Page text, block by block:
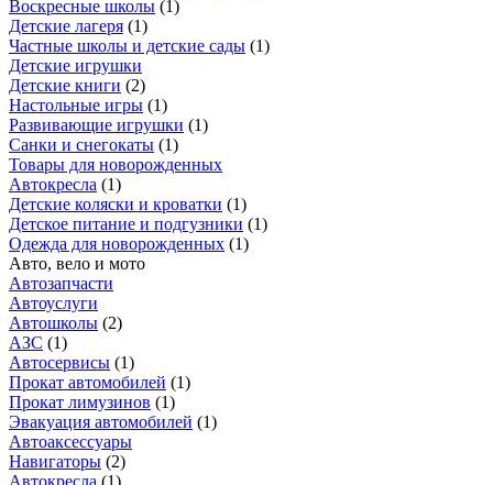
Воскресные школы (1)
Детские лагеря (1)
Частные школы и детские сады (1)
Детские игрушки
Детские книги (2)
Настольные игры (1)
Развивающие игрушки (1)
Санки и снегокаты (1)
Товары для новорожденных
Автокресла (1)
Детские коляски и кроватки (1)
Детское питание и подгузники (1)
Одежда для новорожденных (1)
Авто, вело и мото
Автозапчасти
Автоуслуги
Автошколы (2)
АЗС (1)
Автосервисы (1)
Прокат автомобилей (1)
Прокат лимузинов (1)
Эвакуация автомобилей (1)
Автоаксессуары
Навигаторы (2)